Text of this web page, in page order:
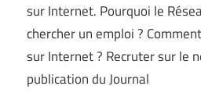
sur Internet. Pourquoi le
chercher un emploi ?
sur Internet ? Recruter sur le
publication du Journal